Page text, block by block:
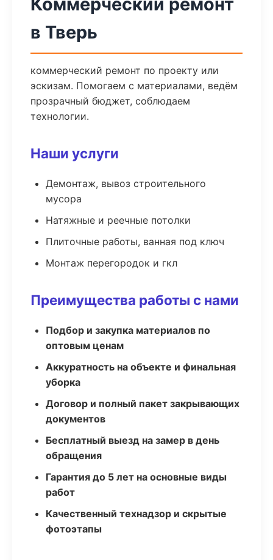
в Тверь
коммерческий ремонт по проекту или
эскизам. Помогаем с материалами, ведём
прозрачный бюджет, соблюдаем
технологии.
Наши услуги
Демонтаж, вывоз строительного
мусора
Натяжные и реечные потолки
Плиточные работы, ванная под ключ
Монтаж перегородок и гкл
Преимущества работы с нами
Подбор и закупка материалов по
оптовым ценам
Аккуратность на объекте и финальная
уборка
Договор и полный пакет закрывающих
документов
Бесплатный выезд на замер в день
обращения
Гарантия до 5 лет на основные виды
работ
Качественный технадзор и скрытые
фотоэтапы